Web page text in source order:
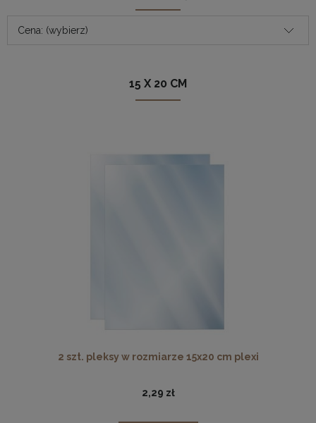
Cena: (wybierz)
15 X 20 CM
2 szt. pleksy w rozmiarze 15x20 cm plexi
2,29 zł